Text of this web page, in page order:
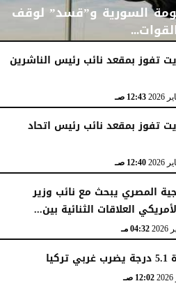
السورية و”قسد” لوقف
تفوز بمقعد نائب رئيس الناشرين
12:43 صـ
تفوز بمقعد نائب رئيس اتحاد
12:40 صـ
المصري يبحث مع نائب وزير
العلاقات الثنائية بين...
04:32 مـ
12:02 صـ